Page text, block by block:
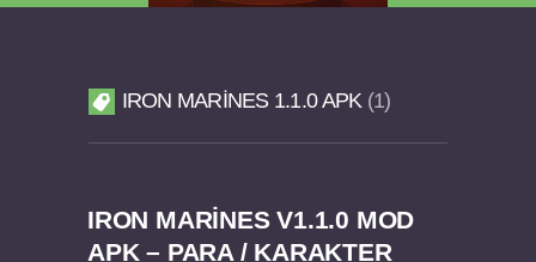
IRON MARINES 1.1.0 APK 1
IRON MARINES V1.1.0 MOD
APK – PARA / KARAKTER